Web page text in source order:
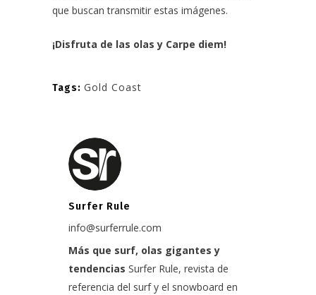
que buscan transmitir estas imágenes.
¡Disfruta de las olas y Carpe diem!
Tags: Gold Coast
Surfer Rule
info@surferrule.com
Más que surf, olas gigantes y
tendencias Surfer Rule, revista de
referencia del surf y el snowboard en